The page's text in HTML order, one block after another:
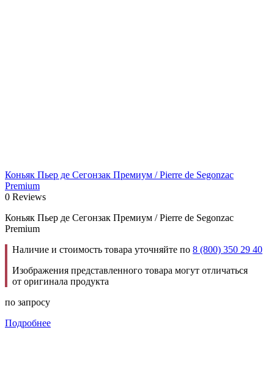
Коньяк Пьер де Сегонзак Премиум / Pierre de Segonzac
Premium
0 Reviews
Коньяк Пьер де Сегонзак Премиум / Pierre de Segonzac
Premium
Наличие и стоимость товара уточняйте по 8 (800) 350 29 40
Изображения представленного товара могут отличаться
от оригинала продукта
по запросу
Подробнее